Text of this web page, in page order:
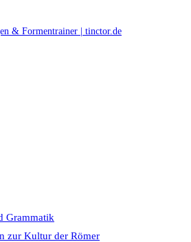
Grammatik
zur Kultur der Römer